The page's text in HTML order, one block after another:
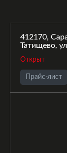
412170,
Татищево,
Открыт
Прайс-лист